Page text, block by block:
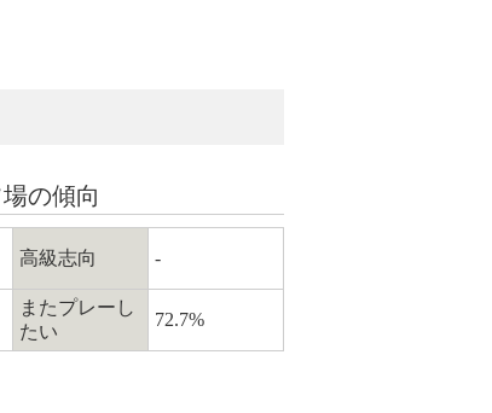
の傾向
高級志向 -
またプレーし
たい
72.7%